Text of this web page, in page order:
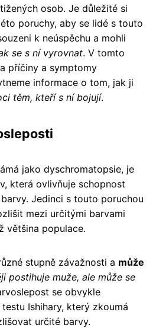
osob. Je důležité si
poruchy, aby se lidé s touto
k neúspěchu a mohli
se s ní vyrovnat. V tomto
příčiny a symptomy
informace o tom, jak ji
těm, kteří s ní bojují.
jako dyschromatopsie, je
která ovlivňuje schopnost
Jedinci s touto poruchou
mezi určitými barvami
většina populace.
stupně závažnosti a může
postihuje muže, ale může se
se obvykle
Ishihary, který zkoumá
určité barvy.